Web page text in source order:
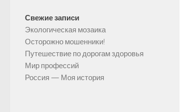
Свежие записи
Экологическая мозаика
Осторожно мошенники!
Путешествие по дорогам здоровья
Мир профессий
Россия — Моя история